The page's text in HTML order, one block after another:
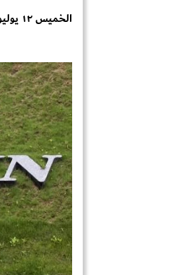
الخميس ١٢ يوليو ٢٠١٨ الساعة ٠٧:٥٤ صباحاً